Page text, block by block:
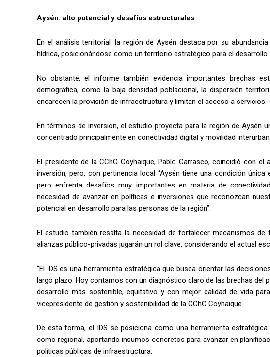
Aysén: alto potencial y desafíos estructurales
En el análisis territorial, la región de Aysén destaca por su
hídrica, posicionándose como un territorio estratégico para el desarrollo
No obstante, el informe también evidencia importantes brechas
demográfica, como la baja densidad poblacional, la dispersión
encarecen la provisión de infraestructura y limitan el acceso a servicios.
En términos de inversión, el estudio proyecta para la región de Aysén
concentrado principalmente en conectividad digital y movilidad
El presidente de la CChC Coyhaique, Pablo Carrasco, coincidió con
inversión, pero, con pertinencia local “Aysén tiene una condición
pero enfrenta desafíos muy importantes en materia de
necesidad de avanzar en políticas e inversiones que reconozcan
potencial en desarrollo para las personas de la región”.
El estudio también resalta la necesidad de fortalecer mecanismos de
alianzas público-privadas jugarán un rol clave, considerando el actual
“El IDS es una herramienta estratégica que busca orientar las
largo plazo. Hoy contamos con un diagnóstico claro de las brechas del
desarrollo más sostenible, equitativo y con mejor calidad de vida
vicepresidente de gestión y sostenibilidad de la CChC Coyhaique.
De esta forma, el IDS se posiciona como una herramienta
como regional, aportando insumos concretos para avanzar en
políticas públicas de infraestructura.